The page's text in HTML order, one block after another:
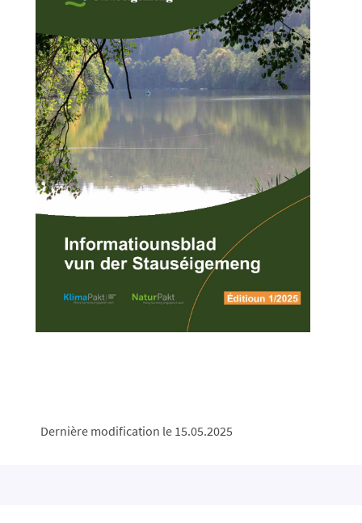
Dernière modification le 15.05.2025